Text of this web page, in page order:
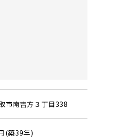
市南吉方 ３丁目338
(築39年)